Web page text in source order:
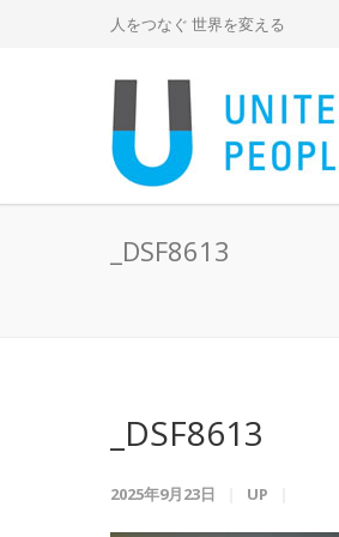
人をつなぐ 世界を変える
_DSF8613
_DSF8613
2025年9月23日 UP